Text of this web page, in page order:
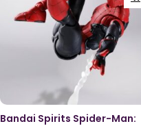
Bandai Spirits Spider-Man: